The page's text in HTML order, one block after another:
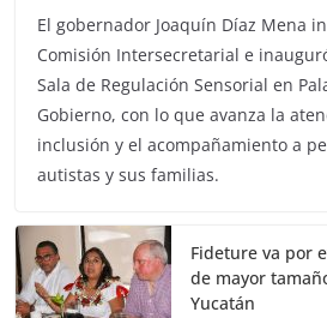
El gobernador Joaquín Díaz Mena
Comisión Intersecretarial e
Sala de Regulación Sensorial en
Gobierno, con lo que avanza la
inclusión y el acompañamiento a
autistas y sus familias.
Fideture va por
de mayor
Yucatán